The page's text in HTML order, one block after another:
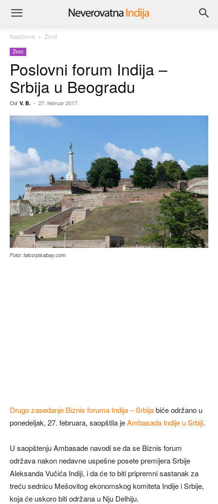
Naslovna Život
Život
Poslovni forum Indija –
Srbija u Beogradu
Od V. B. - 27. februar 2017.
Foto: falco/pixabay.com
Drugo zasedanje Biznis foruma Indija – Srbijabiće održano u
ponedeljak, 27. februara, saopštila jeAmbasada Indije u Srbiji.
U saopštenju Ambasade navodi se da se Biznis forum
održava nakon nedavne uspešne posete premijera Srbije
Aleksanda Vučića Indiji, i da će to biti pripremni sastanak za
treću sednicu Mešovitog ekonomskog komiteta Indije i Srbije,
koja će uskoro biti održana u Nju Delhiju.